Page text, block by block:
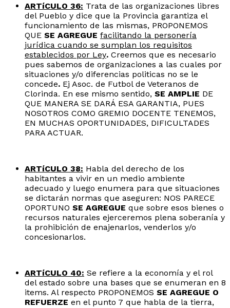
ARTíCULO 36: Trata de las organizaciones libres
del Pueblo y dice que la Provincia garantiza el
funcionamiento de las mismas, PROPONEMOS
QUE SE AGREGUE facilitando la personería
jurídica cuando se sumplan los requisitos
establecidos por Ley. Creemos que es necesario
pues sabemos de organizaciones a las cuales por
situaciones y/o diferencias politicas no se le
concede. Ej Asoc. de Futbol de Veteranos de
Clorinda. En ese mismo sentido, SE AMPLIE DE
QUE MANERA SE DARÁ ESA GARANTIA, PUES
NOSOTROS COMO GREMIO DOCENTE TENEMOS,
EN MUCHAS OPORTUNIDADES, DIFICULTADES
PARA ACTUAR.
ARTíCULO 38: Habla del derecho de los
habitantes a vivir en un medio ambiente
adecuado y luego enumera para que situaciones
se dictarán normas que aseguren: NOS PARECE
OPORTUNO SE AGREGUE que sobre esos bienes o
recursos naturales ejerceremos plena soberanía y
la prohibición de enajenarlos, venderlos y/o
concesionarlos.
ARTíCULO 40: Se refiere a la economía y el rol
del estado sobre una bases que se enumeran en 8
items. Al respecto PROPONEMOS SE AGREGUE O
REFUERZE en el punto 7 que habla de la tierra,